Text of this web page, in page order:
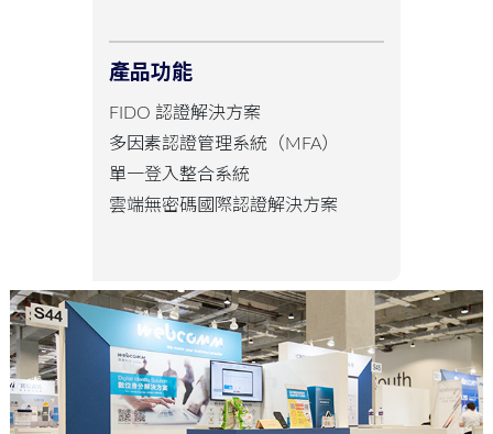
產品功能
FIDO 認證解決方案
多因素認證管理系統（MFA）
單一登入整合系統
雲端無密碼國際認證解決方案